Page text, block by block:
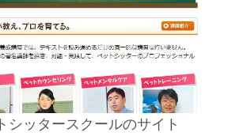
シッタースクールのサイト